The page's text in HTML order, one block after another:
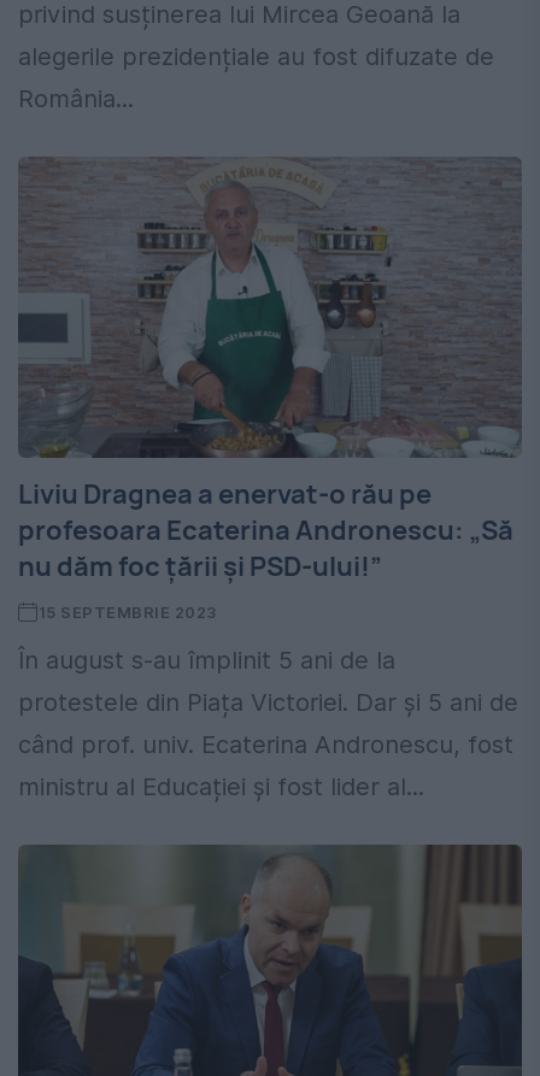
privind susținerea lui Mircea Geoană la
alegerile prezidențiale au fost difuzate de
România...
Liviu Dragnea a enervat-o rău pe
profesoara Ecaterina Andronescu: „Să
nu dăm foc țării și PSD-ului!”
15 SEPTEMBRIE 2023
În august s-au împlinit 5 ani de la
protestele din Piața Victoriei. Dar și 5 ani de
când prof. univ. Ecaterina Andronescu, fost
ministru al Educației și fost lider al...